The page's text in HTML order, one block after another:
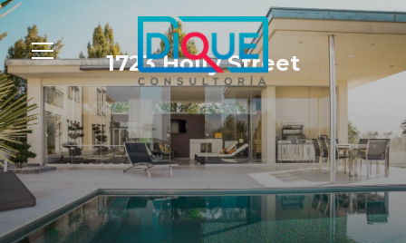
Info 1723 Holly Street